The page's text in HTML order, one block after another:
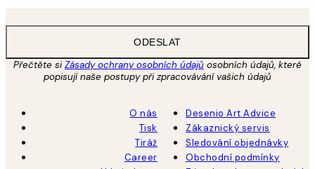
ODESLAT
Přečtěte siZásady ochrany osobních údajů osobních údajů, které
popisují naše postupy při zpracovávání vašich údajů
O nás
Tisk
Tiráž
Career
Desenio Art Advice
Zákaznický servis
Sledování objednávky
Obchodní podmínky